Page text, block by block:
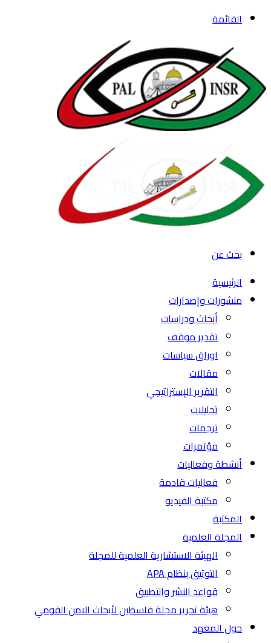
القائمة
بحث عن
الرئيسية
منشورات وإصدارات
أبحاث ودراسات
تقدير موقف
اوراق سياسات
مقالات
التقرير الإستراتيجي
تحليلات
ترجمات
مؤتمرات
أنشطة وفعاليات
فعاليات قادمة
مكتبة الفيديو
المكتبة
المجلة العلمية
الهيئة الاستشارية العلمية للمجلة
التوثيق بنظام APA
قواعد النشر والتطبيق
هيئة تحرير مجلة فلسطين لأبحاث الامن القومي
حول المعهد